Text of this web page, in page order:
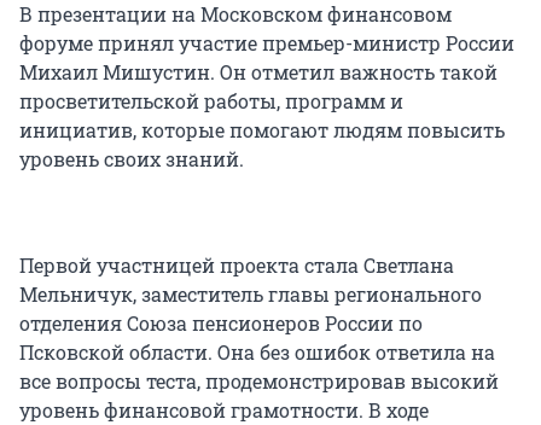
В презентации на Московском финансовом
форуме принял участие премьер-министр России
Михаил Мишустин. Он отметил важность такой
просветительской работы, программ и
инициатив, которые помогают людям повысить
уровень своих знаний.
Первой участницей проекта стала Светлана
Мельничук, заместитель главы регионального
отделения Союза пенсионеров России по
Псковской области. Она без ошибок ответила на
все вопросы теста, продемонстрировав высокий
уровень финансовой грамотности. В ходе